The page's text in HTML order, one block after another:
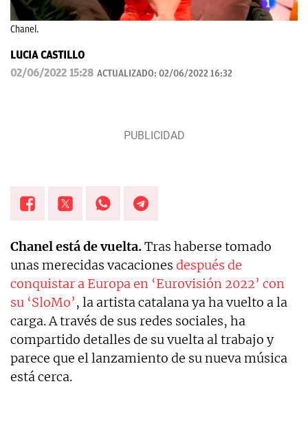
Chanel.
LUCIA CASTILLO
02/06/2022 15:28 ACTUALIZADO: 02/06/2022 16:32
Chanel está de vuelta.Tras haberse tomado
unas merecidas vacaciones después de
conquistar a Europa en ‘Eurovisión 2022’ con
su ‘SloMo’, la artista catalana ya ha vuelto a la
carga. A través de sus redes sociales, ha
compartido detalles de su vuelta al trabajo y
parece que el lanzamiento de su nueva música
está cerca.